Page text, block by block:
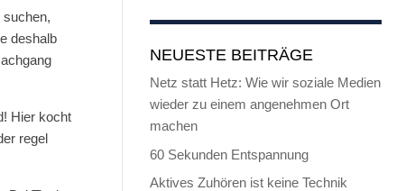
suchen,
deshalb
Hier kocht
regel
NEUESTE BEITRÄGE
Netz statt Hetz: Wie wir soziale Medien
wieder zu einem angenehmen Ort
machen
60 Sekunden Entspannung
Aktives Zuhören ist keine Technik